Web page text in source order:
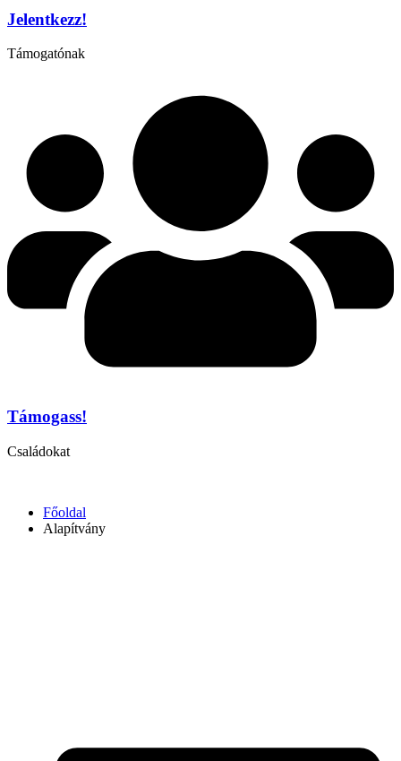
Jelentkezz!
Támogatónak
Támogass!
Családokat
Főoldal
Alapítvány